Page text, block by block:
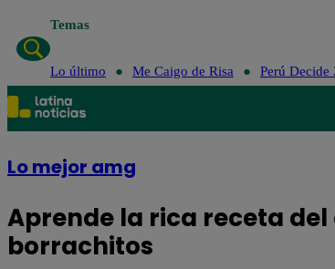
Temas
Lo último Me Caigo de Risa Perú Decide
Lo mejor amg
Aprende la rica receta
borrachitos